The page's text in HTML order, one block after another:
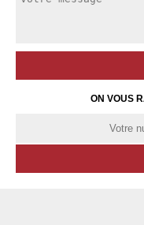
ON VOUS